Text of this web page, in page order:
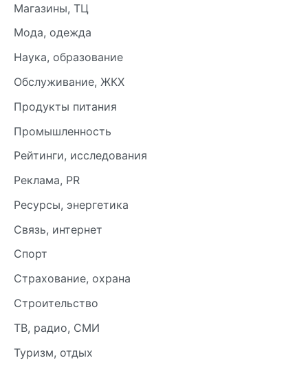
Магазины, ТЦ
Мода, одежда
Наука, образование
Обслуживание, ЖКХ
Продукты питания
Промышленность
Рейтинги, исследования
Реклама, PR
Ресурсы, энергетика
Связь, интернет
Спорт
Страхование, охрана
Строительство
ТВ, радио, СМИ
Туризм, отдых